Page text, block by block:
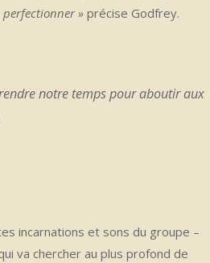
perfectionner »précise Godfrey.
notre temps pour aboutir aux
incarnations et sons du groupe –
va chercher au plus profond de